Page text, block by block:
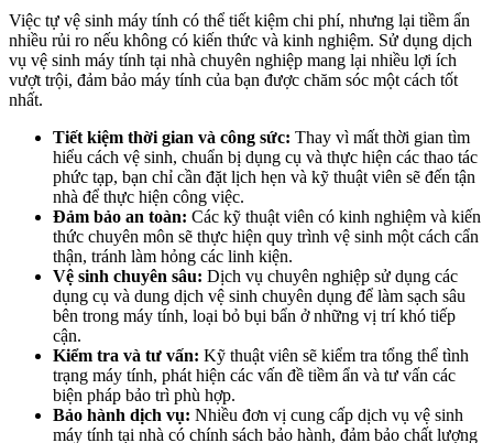
Việc tự vệ sinh máy tính có thể tiết kiệm chi phí, nhưng lại tiềm ẩn
nhiều rủi ro nếu không có kiến thức và kinh nghiệm. Sử dụng dịch
vụ vệ sinh máy tính tại nhà chuyên nghiệp mang lại nhiều lợi ích
vượt trội, đảm bảo máy tính của bạn được chăm sóc một cách tốt
nhất.
Tiết kiệm thời gian và công sức: Thay vì mất thời gian tìm
hiểu cách vệ sinh, chuẩn bị dụng cụ và thực hiện các thao tác
phức tạp, bạn chỉ cần đặt lịch hẹn và kỹ thuật viên sẽ đến tận
nhà để thực hiện công việc.
Đảm bảo an toàn: Các kỹ thuật viên có kinh nghiệm và kiến
thức chuyên môn sẽ thực hiện quy trình vệ sinh một cách cẩn
thận, tránh làm hỏng các linh kiện.
Vệ sinh chuyên sâu: Dịch vụ chuyên nghiệp sử dụng các
dụng cụ và dung dịch vệ sinh chuyên dụng để làm sạch sâu
bên trong máy tính, loại bỏ bụi bẩn ở những vị trí khó tiếp
cận.
Kiểm tra và tư vấn: Kỹ thuật viên sẽ kiểm tra tổng thể tình
trạng máy tính, phát hiện các vấn đề tiềm ẩn và tư vấn các
biện pháp bảo trì phù hợp.
Bảo hành dịch vụ: Nhiều đơn vị cung cấp dịch vụ vệ sinh
máy tính tại nhà có chính sách bảo hành, đảm bảo chất lượng